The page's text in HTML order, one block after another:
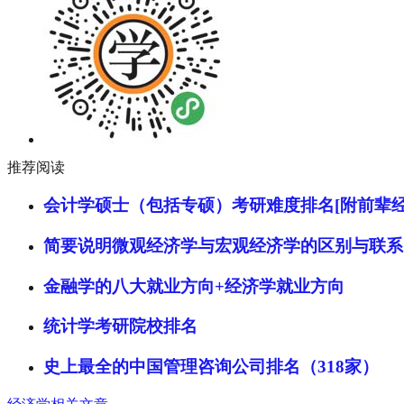
推荐阅读
会计学硕士（包括专硕）考研难度排名[附前辈
简要说明微观经济学与宏观经济学的区别与联系
金融学的八大就业方向+经济学就业方向
统计学考研院校排名
史上最全的中国管理咨询公司排名（318家）